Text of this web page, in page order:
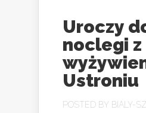
Uroczy
noclegi z
Ustroniu
POSTED BY BIALY-